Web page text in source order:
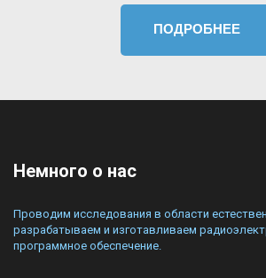
ПОДРОБНЕЕ
Немного о нас
Проводим исследования в области
разрабатываем и изготавливаем
программное обеспечение.